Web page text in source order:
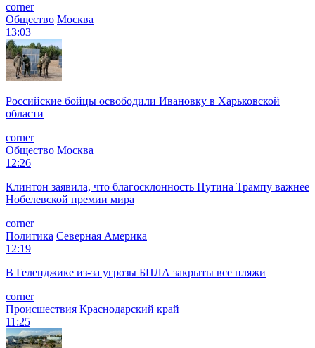
corner
Общество Москва
13:03
Российские бойцы освободили Ивановку в Харьковской
области
corner
Общество Москва
12:26
Клинтон заявила, что благосклонность Путина Трампу важнее
Нобелевской премии мира
corner
Политика Северная Америка
12:19
В Геленджике из-за угрозы БПЛА закрыты все пляжи
corner
Происшествия Краснодарский край
11:25